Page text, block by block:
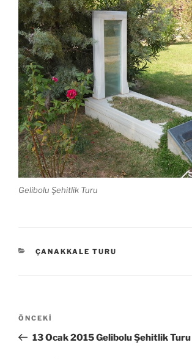
Gelibolu Şehitlik Turu
KATEGORILER
ÇANAKKALE TURU
Yazı
Önceki
Yazı
ÖNCEKI
13 Ocak 2015 Gelibolu Şehitlik Turu